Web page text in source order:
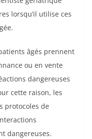
lorsqu’il utilise ces
âgés prennent
ou en vente
dangereuses
cette raison, les
protocoles de
dangereuses.